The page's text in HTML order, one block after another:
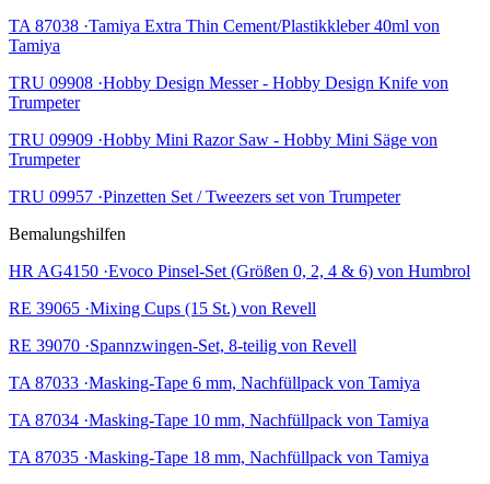
TA 87038 ·Tamiya Extra Thin Cement/Plastikkleber 40ml von
Tamiya
TRU 09908 ·Hobby Design Messer - Hobby Design Knife von
Trumpeter
TRU 09909 ·Hobby Mini Razor Saw - Hobby Mini Säge von
Trumpeter
TRU 09957 ·Pinzetten Set / Tweezers set von Trumpeter
Bemalungshilfen
HR AG4150 ·Evoco Pinsel-Set (Größen 0, 2, 4 & 6) von Humbrol
RE 39065 ·Mixing Cups (15 St.) von Revell
RE 39070 ·Spannzwingen-Set, 8-teilig von Revell
TA 87033 ·Masking-Tape 6 mm, Nachfüllpack von Tamiya
TA 87034 ·Masking-Tape 10 mm, Nachfüllpack von Tamiya
TA 87035 ·Masking-Tape 18 mm, Nachfüllpack von Tamiya